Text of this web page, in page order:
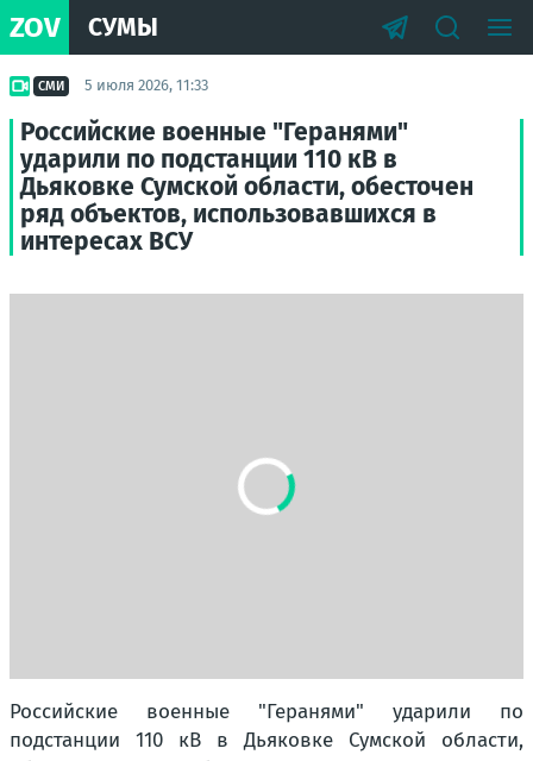
ZOV СУМЫ
СМИ 5 июля 2026, 11:33
Российские военные "Геранями"
ударили по подстанции 110 кВ в
Дьяковке Сумской области, обесточен
ряд объектов, использовавшихся в
интересах ВСУ
Российские военные "Геранями" ударили по
подстанции 110 кВ в Дьяковке Сумской области,